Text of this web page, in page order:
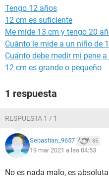
Tengo 12 años
12 cm es suficiente
Me mide 13 cm y tengo 20
Cuánto le mide a un niño de
Cuánto debe medir mi pene
12 cm es grande o pequeño
1 respuesta
RESPUESTA 1 / 1
Sebastian_9657 85
19 mar 2021 a las 04:53
No es nada malo, es